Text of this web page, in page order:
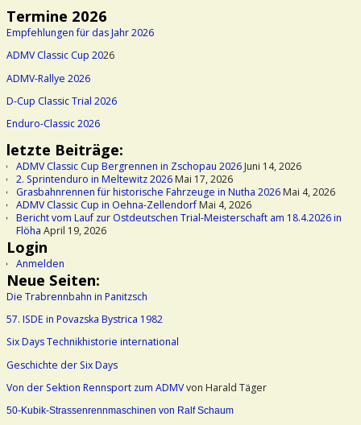
Termine 2026
Empfehlungen für das Jahr 2026
ADMV Classic Cup 2026
ADMV-Rallye 2026
D-Cup Classic Trial 2026
Enduro-Classic 2026
letzte Beiträge:
ADMV Classic Cup Bergrennen in Zschopau 2026Juni 14, 2026
2. Sprintenduro in Meltewitz 2026Mai 17, 2026
Grasbahnrennen für historische Fahrzeuge in Nutha 2026Mai 4, 2026
ADMV Classic Cup in Oehna-ZellendorfMai 4, 2026
Bericht vom Lauf zur Ostdeutschen Trial-Meisterschaft am 18.4.2026 in
Flöha April 19, 2026
Login
Anmelden
Neue Seiten:
Die Trabrennbahn in Panitzsch
57. ISDE in Povazska Bystrica 1982
Six Days Technikhistorie international
Geschichte der Six Days
Von der Sektion Rennsport zum ADMVvon Harald Täger
50-Kubik-Strassenrennmaschinen von Ralf Schaum